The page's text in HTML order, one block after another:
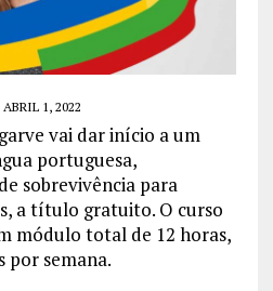
ABRIL 1, 2022
vai dar início a um
portuguesa,
sobrevivência para
a título gratuito. O curso
módulo total de 12 horas,
por semana.